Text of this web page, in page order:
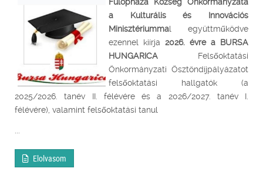
Fülöpháza Község Önkormányzata
a Kulturális és Innovációs
Minisztériummal együttműködve
ezennel kiírja 2026. évre a BURSA
HUNGARICA Felsőoktatási
Önkormányzati Ösztöndíjpályázatot
felsőoktatási hallgatók (a
2025/2026. tanév II. félévére és a 2026/2027. tanév I.
félévére), valamint felsőoktatási tanul
Elolvasom